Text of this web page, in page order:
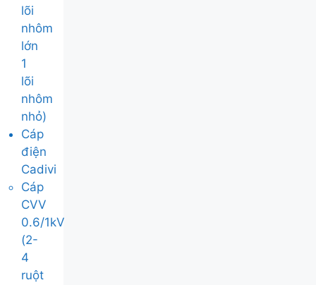
lõi
nhôm
lớn
1
lõi
nhôm
nhỏ)
Cáp
điện
Cadivi
Cáp
CVV
0.6/1kV
(2-
4
ruột